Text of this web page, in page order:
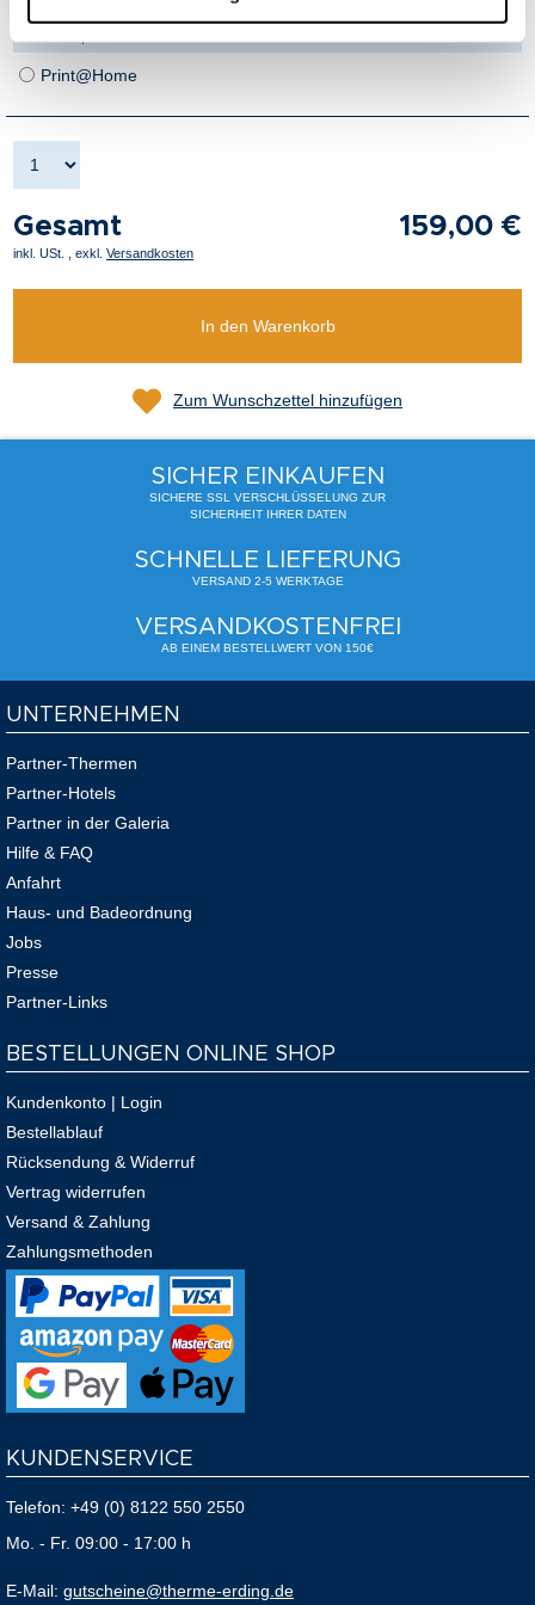
+4,50 € Versandkosten pro Bestellung
Print@Home
Gesamt 159,00 €
inkl. USt. , exkl. Versandkosten
In den Warenkorb
Zum Wunschzettel hinzufügen
SICHER EINKAUFEN
SICHERE SSL VERSCHLÜSSELUNG ZUR
SICHERHEIT IHRER DATEN
SCHNELLE LIEFERUNG
VERSAND 2-5 WERKTAGE
VERSANDKOSTENFREI
AB EINEM BESTELLWERT VON 150€
UNTERNEHMEN
Partner-Thermen
Partner-Hotels
Partner in der Galeria
Hilfe & FAQ
Anfahrt
Haus- und Badeordnung
Jobs
Presse
Partner-Links
BESTELLUNGEN ONLINE SHOP
Kundenkonto | Login
Bestellablauf
Rücksendung & Widerruf
Vertrag widerrufen
Versand & Zahlung
Zahlungsmethoden
KUNDENSERVICE
Telefon: +49 (0) 8122 550 2550
Mo. - Fr. 09:00 - 17:00 h
E-Mail: gutscheine@therme-erding.de